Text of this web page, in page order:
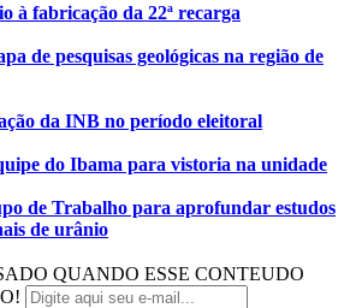
à fabricação da 22ª recarga
de pesquisas geológicas na região de
da INB no período eleitoral
do Ibama para vistoria na unidade
de Trabalho para aprofundar estudos
de urânio
QUANDO ESSE CONTEUDO